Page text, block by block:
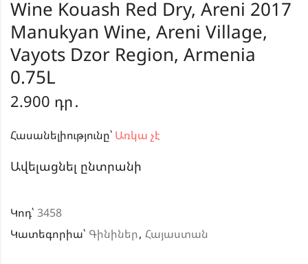
Wine Kouash Red Dry, Areni 2017
Manukyan Wine, Areni Village,
Vayots Dzor Region, Armenia
0.75L
2.900 դր․
Հասանելիությունը՝ Առկա չէ
Ավելացնել ընտրանի
Կոդ՝ 3458
Կատեգորիա՝ Գինիներ, Հայաստան